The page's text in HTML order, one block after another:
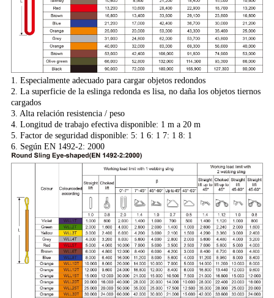
1. Especialmente adecuado para cargar objetos redondos
2. La superficie de la eslinga redonda es lisa, no daña los objetos tiernos
cargados
3. Alta relación resistencia / peso
4. Longitud de trabajo efectiva disponible: 1 m a 20 m
5. Factor de seguridad disponible: 5: 1 6: 1 7: 1 8: 1
6. Según EN 1492-2: 2000